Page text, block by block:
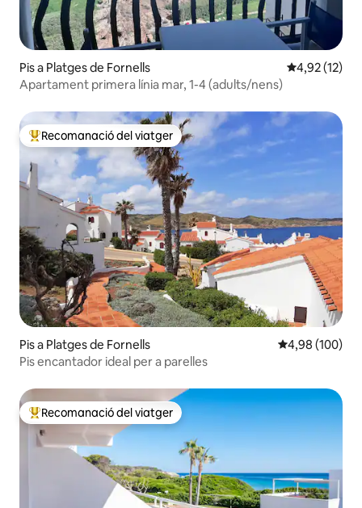
Pis a Platges de Fornells 4,92 de
4,92 (12)
Apartament primera línia mar, 1-4 (adults/nens)
Principals recomanacions dels viatgers
Recomanació del viatger
Pis a Platges de Fornells 4,98 de
4,98 (100)
Pis encantador ideal per a parelles
Principals recomanacions dels viatgers
Recomanació del viatger